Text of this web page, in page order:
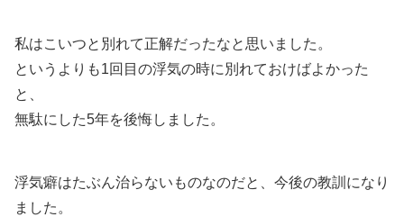
私はこいつと別れて正解だったなと思いました。
というよりも1回目の浮気の時に別れておけばよかった
と、
無駄にした5年を後悔しました。
浮気癖はたぶん治らないものなのだと、今後の教訓になり
ました。